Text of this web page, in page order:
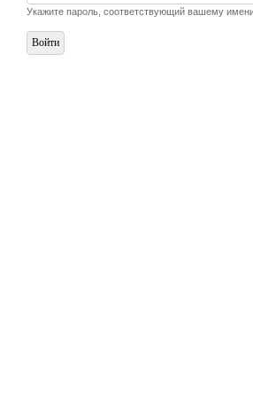
Укажите пароль, соответствующий вашему имени